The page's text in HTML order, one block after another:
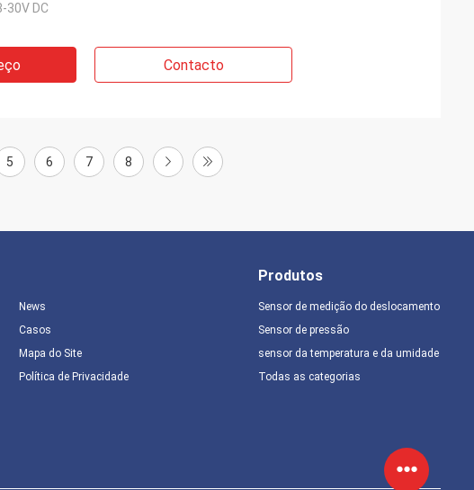
30V DC
Contacto
5 6 7 8
News
Casos
Mapa do Site
Política de Privacidade
Produtos
Sensor de medição do deslocamento
Sensor de pressão
sensor da temperatura e da umidade
Todas as categorias